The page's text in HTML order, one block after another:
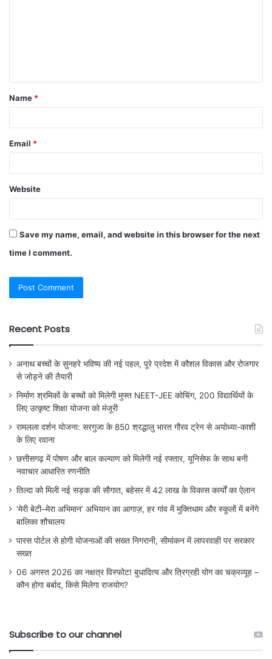
Name *
Email *
Website
Save my name, email, and website in this browser for the next
time I comment.
Recent Posts
अनाथ बच्चों के सुनहरे भविष्य की नई पहल, पूरे प्रदेश में कौशल विकास और रोजगार
से जोड़ने की तैयारी
निर्माण श्रमिकों के बच्चों को मिलेगी मुफ्त NEET-JEE कोचिंग, 200 विद्यार्थियों के
लिए उत्कृष्ट शिक्षा योजना को मंजूरी
रामलला दर्शन योजना: सरगुजा के 850 श्रद्धालु भारत गौरव ट्रेन से अयोध्या-काशी
के लिए रवाना
छत्तीसगढ़ में पोषण और बाल कल्याण को मिलेगी नई रफ्तार, यूनिसेफ के साथ बनी
नवाचार आधारित रणनीति
तिल्दा को मिली नई सड़क की सौगात, बहेसर में 42 लाख के विकास कार्यों का ऐलान
‘मेरी बेटी–मेरा अभिमान’ अभियान का आगाज़, हर गांव में मुक्तिधाम और स्कूलों में बनेंगे
बालिका शौचालय
पारस पोर्टल से होगी योजनाओं की सख्त निगरानी, सीमांकन में लापरवाही पर सरकार
सख्त
06 अगस्त 2026 का नक्षत्र विस्फोट! बुधादित्य और त्रिग्रही योग का चक्रव्यूह –
कौन होगा बर्बाद, किसे मिलेगा राजयोग?
Subscribe to our channel